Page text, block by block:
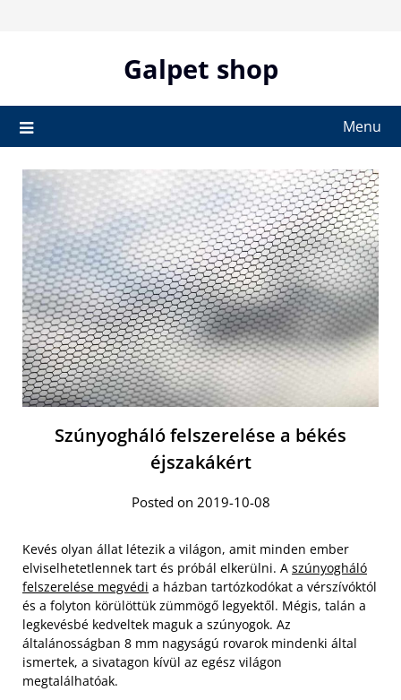
Galpet shop
Menu
Szúnyogháló felszerelése a békés
éjszakákért
Posted on 2019-10-08
Kevés olyan állat létezik a világon, amit minden ember
elviselhetetlennek tart és próbál elkerülni. A szúnyogháló
felszerelése megvédi a házban tartózkodókat a vérszívóktól
és a folyton körülöttük zümmögő legyektől. Mégis, talán a
legkevésbé kedveltek maguk a szúnyogok. Az
általánosságban 8 mm nagyságú rovarok mindenki által
ismertek, a sivatagon kívül az egész világon
megtalálhatóak.